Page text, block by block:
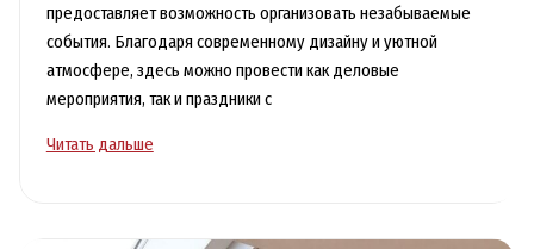
предоставляет возможность организовать незабываемые
события. Благодаря современному дизайну и уютной
атмосфере, здесь можно провести как деловые
мероприятия, так и праздники с
Банкетный
Читать дальше